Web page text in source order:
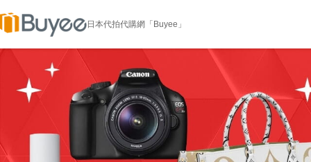
日本代拍代購網「Buyee」